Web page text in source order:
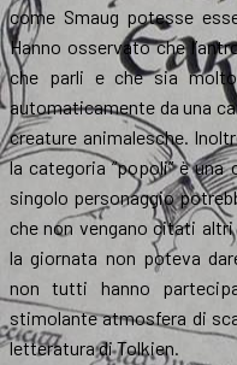
come Smaug potesse
Hanno osservato che
che parli e che sia
automaticamente da una
creature animalesche.
la categoria “popoli” è
singolo personaggio
che non vengano citati
la giornata non poteva
non tutti hanno
stimolante atmosfera di
letteratura di Tolkien.